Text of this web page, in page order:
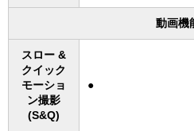
動画機
スロー &
クイック
モーショ
ン撮影
(S&Q)
●